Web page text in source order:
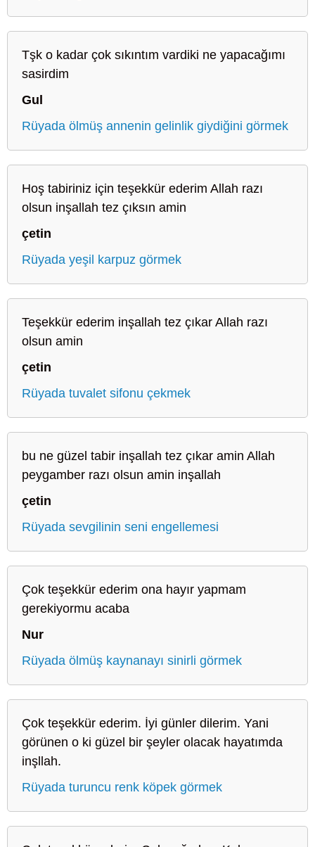
Tşk o kadar çok sıkıntım vardiki ne yapacağımı
sasirdim
Gul
Rüyada ölmüş annenin gelinlik giydiğini görmek
Hoş tabiriniz için teşekkür ederim Allah razı
olsun inşallah tez çıksın amin
çetin
Rüyada yeşil karpuz görmek
Teşekkür ederim inşallah tez çıkar Allah razı
olsun amin
çetin
Rüyada tuvalet sifonu çekmek
bu ne güzel tabir inşallah tez çıkar amin Allah
peygamber razı olsun amin inşallah
çetin
Rüyada sevgilinin seni engellemesi
Çok teşekkür ederim ona hayır yapmam
gerekiyormu acaba
Nur
Rüyada ölmüş kaynanayı sinirli görmek
Çok teşekkür ederim. İyi günler dilerim. Yani
görünen o ki güzel bir şeyler olacak hayatımda
inşllah.
Rüyada turuncu renk köpek görmek